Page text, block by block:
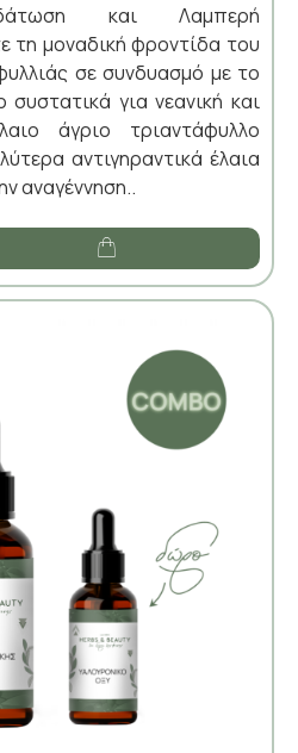
και Λαμπερή
τη μοναδική φροντίδα του
σε συνδυασμό με το
για νεανική και
άγριο τριαντάφυλλο
αντιγηραντικά έλαια
αναγέννηση..